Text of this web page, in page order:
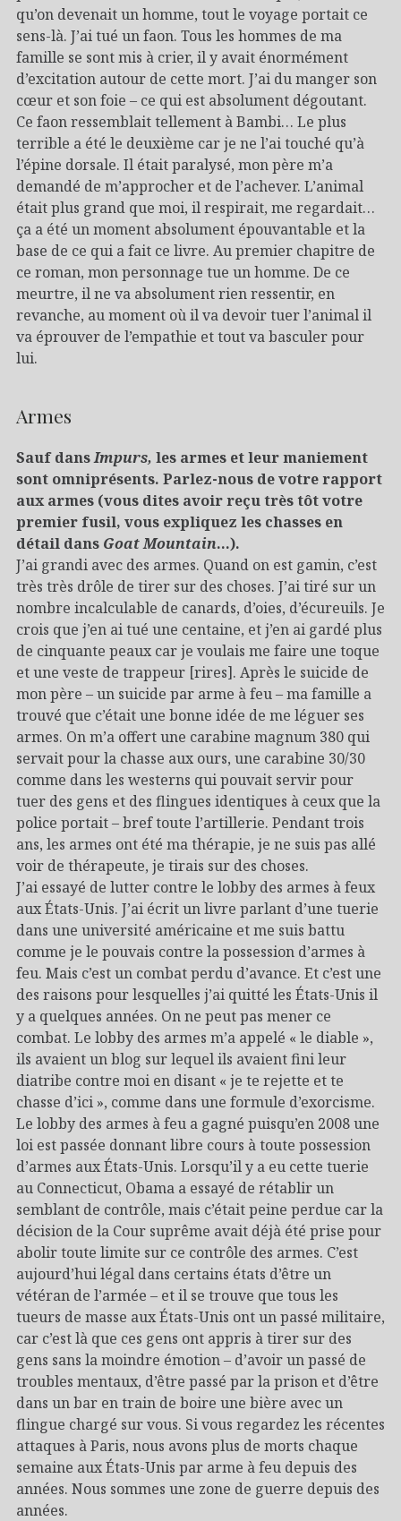
qu’on devenait un homme, tout le voyage portait ce
sens-là. J’ai tué un faon. Tous les hommes de ma
famille se sont mis à crier, il y avait énormément
d’excitation autour de cette mort. J’ai du manger son
cœur et son foie – ce qui est absolument dégoutant.
Ce faon ressemblait tellement à Bambi… Le plus
terrible a été le deuxième car je ne l’ai touché qu’à
l’épine dorsale. Il était paralysé, mon père m’a
demandé de m’approcher et de l’achever. L’animal
était plus grand que moi, il respirait, me regardait…
ça a été un moment absolument épouvantable et la
base de ce qui a fait ce livre. Au premier chapitre de
ce roman, mon personnage tue un homme. De ce
meurtre, il ne va absolument rien ressentir, en
revanche, au moment où il va devoir tuer l’animal il
va éprouver de l’empathie et tout va basculer pour
lui.
Armes
Sauf dansImpurs, les armes et leur maniement
sont omniprésents. Parlez-nous de votre rapport
aux armes (vous dites avoir reçu très tôt votre
premier fusil, vous expliquez les chasses en
détail dans Goat Mountain…).
J’ai grandi avec des armes. Quand on est gamin, c’est
très très drôle de tirer sur des choses. J’ai tiré sur un
nombre incalculable de canards, d’oies, d’écureuils. Je
crois que j’en ai tué une centaine, et j’en ai gardé plus
de cinquante peaux car je voulais me faire une toque
et une veste de trappeur [rires]. Après le suicide de
mon père – un suicide par arme à feu – ma famille a
trouvé que c’était une bonne idée de me léguer ses
armes. On m’a offert une carabine magnum 380 qui
servait pour la chasse aux ours, une carabine 30/30
comme dans les westerns qui pouvait servir pour
tuer des gens et des flingues identiques à ceux que la
police portait – bref toute l’artillerie. Pendant trois
ans, les armes ont été ma thérapie, je ne suis pas allé
voir de thérapeute, je tirais sur des choses.
J’ai essayé de lutter contre le lobby des armes à feux
aux États-Unis. J’ai écrit un livre parlant d’une tuerie
dans une université américaine et me suis battu
comme je le pouvais contre la possession d’armes à
feu. Mais c’est un combat perdu d’avance. Et c’est une
des raisons pour lesquelles j’ai quitté les États-Unis il
y a quelques années. On ne peut pas mener ce
combat. Le lobby des armes m’a appelé « le diable »,
ils avaient un blog sur lequel ils avaient fini leur
diatribe contre moi en disant « je te rejette et te
chasse d’ici », comme dans une formule d’exorcisme.
Le lobby des armes à feu a gagné puisqu’en 2008 une
loi est passée donnant libre cours à toute possession
d’armes aux États-Unis. Lorsqu’il y a eu cette tuerie
au Connecticut, Obama a essayé de rétablir un
semblant de contrôle, mais c’était peine perdue car la
décision de la Cour suprême avait déjà été prise pour
abolir toute limite sur ce contrôle des armes. C’est
aujourd’hui légal dans certains états d’être un
vétéran de l’armée – et il se trouve que tous les
tueurs de masse aux États-Unis ont un passé militaire,
car c’est là que ces gens ont appris à tirer sur des
gens sans la moindre émotion – d’avoir un passé de
troubles mentaux, d’être passé par la prison et d’être
dans un bar en train de boire une bière avec un
flingue chargé sur vous. Si vous regardez les récentes
attaques à Paris, nous avons plus de morts chaque
semaine aux États-Unis par arme à feu depuis des
années. Nous sommes une zone de guerre depuis des
années.